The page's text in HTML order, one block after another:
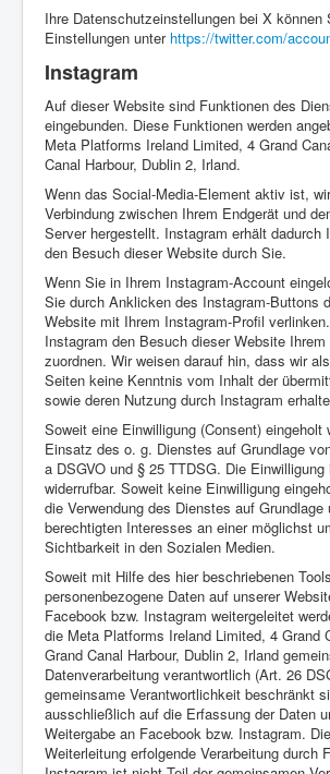
Ihre Datenschutzeinstellungen bei X können
Einstellungen unter https://twitter.com/
Instagram
Auf dieser Website sind Funktionen des
eingebunden. Diese Funktionen werden
Meta Platforms Ireland Limited, 4 Grand
Canal Harbour, Dublin 2, Irland.
Wenn das Social-Media-Element aktiv ist,
Verbindung zwischen Ihrem Endgerät und
Server hergestellt. Instagram erhält dadurch
den Besuch dieser Website durch Sie.
Wenn Sie in Ihrem Instagram-Account
Sie durch Anklicken des Instagram-Buttons
Website mit Ihrem Instagram-Profil
Instagram den Besuch dieser Website
zuordnen. Wir weisen darauf hin, dass wir
Seiten keine Kenntnis vom Inhalt der
sowie deren Nutzung durch Instagram
Soweit eine Einwilligung (Consent) eingeholt
Einsatz des o. g. Dienstes auf Grundlage
a DSGVO und § 25 TTDSG. Die
widerrufbar. Soweit keine Einwilligung
die Verwendung des Dienstes auf Grundlage
berechtigten Interesses an einer möglichst
Sichtbarkeit in den Sozialen Medien.
Soweit mit Hilfe des hier beschriebenen Tools
personenbezogene Daten auf unserer
Facebook bzw. Instagram weitergeleitet
die Meta Platforms Ireland Limited, 4 Grand
Grand Canal Harbour, Dublin 2, Irland
Datenverarbeitung verantwortlich (Art. 26
gemeinsame Verantwortlichkeit beschränkt
ausschließlich auf die Erfassung der Daten
Weitergabe an Facebook bzw. Instagram.
Weiterleitung erfolgende Verarbeitung durch